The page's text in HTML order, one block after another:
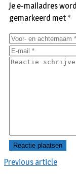
Previous article
Je e-mailadres
gemarkeerd met *